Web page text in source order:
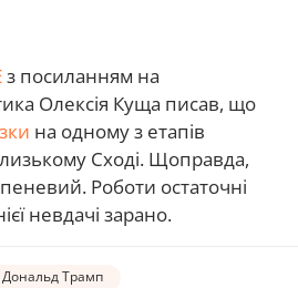
з посиланням на
Олексія Куща писав, що
на одному з етапів
Сході. Щоправда,
Роботи остаточні
невдачі зарано.
Дональд Трамп